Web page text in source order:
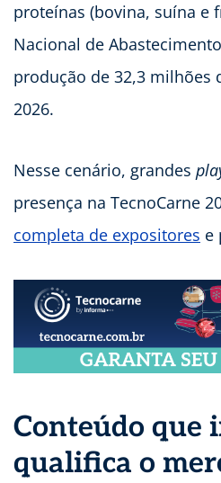
proteínas (bovina, suína e
Nacional de
produção de 32,3 milhões
2026.
Nesse cenário, grandes
presença na TecnoCarne
completa de expositores e
Conteúdo que
qualifica o